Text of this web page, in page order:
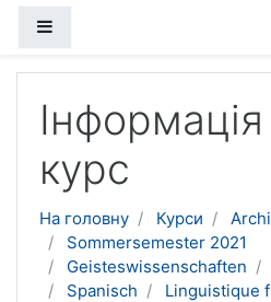
курс
На головну Курси
Sommersemester 2021
Geisteswissenschaften
Spanisch
Linguistique